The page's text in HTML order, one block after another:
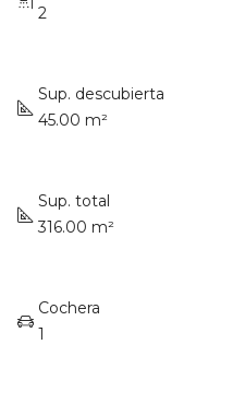
2
Sup. descubierta
45.00 m²
Sup. total
316.00 m²
Cochera
1